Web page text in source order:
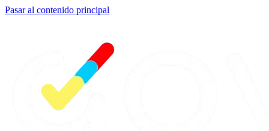
Pasar al contenido principal